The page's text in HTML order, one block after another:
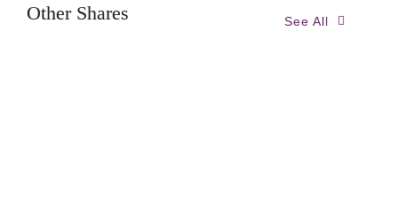
Other Shares See All